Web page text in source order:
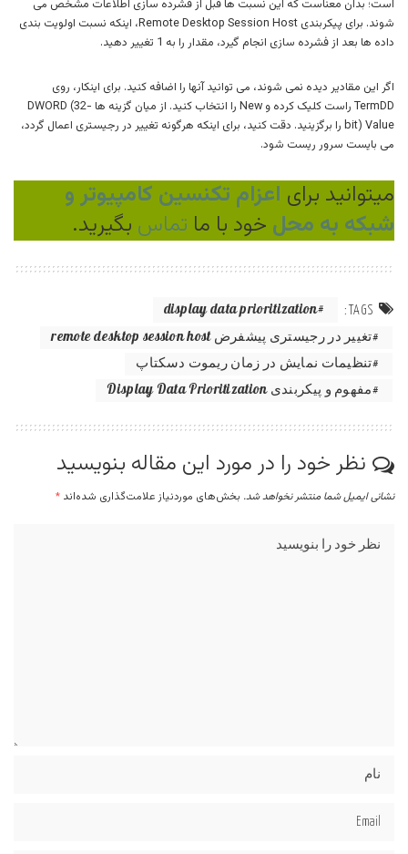
است؛ بدان معناست که این نسبت ها قبل از فشرده سازی اطلاعات مشخص می
شوند. برای پیکربندی Remote Desktop Session Host، اینکه نسبت اولویت بندی
داده ها بعد از فشرده سازی انجام گیرد، مقدار را به 1 تغییر دهید.
اگر این مقادیر دیده نمی شوند، می توانید آنها را اضافه کنید. برای اینکار، روی
TermDD راست کلیک کرده و New را انتخاب کنید. از میان گزینه ها DWORD (32-
bit) Value را برگزینید. دقت کنید، برای اینکه هرگونه تغییر در رجیستری اعمال گردد،
می بایست سرور ریست شود.
میتوانید برای اعزام تکنسین کامپیوتر و
شبکه به محل خود با ما تماس بگیرید.
TAGS:
display data prioritization
تغییر در رجیستری پیشفرض remote desktop session host
تنظیمات نمایش در زمان ریموت دسکتاپ
مفهوم و پیکربندی Display Data Prioritization
نظر خود را در مورد این مقاله بنویسید
نشانی ایمیل شما منتشر نخواهد شد. بخش‌های موردنیاز علامت‌گذاری شده‌اند *